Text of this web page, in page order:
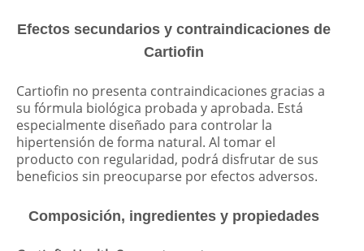
Efectos secundarios y contraindicaciones de
Cartiofin
Cartiofin no presenta contraindicaciones gracias a
su fórmula biológica probada y aprobada. Está
especialmente diseñado para controlar la
hipertensión de forma natural. Al tomar el
producto con regularidad, podrá disfrutar de sus
beneficios sin preocuparse por efectos adversos.
Composición, ingredientes y propiedades